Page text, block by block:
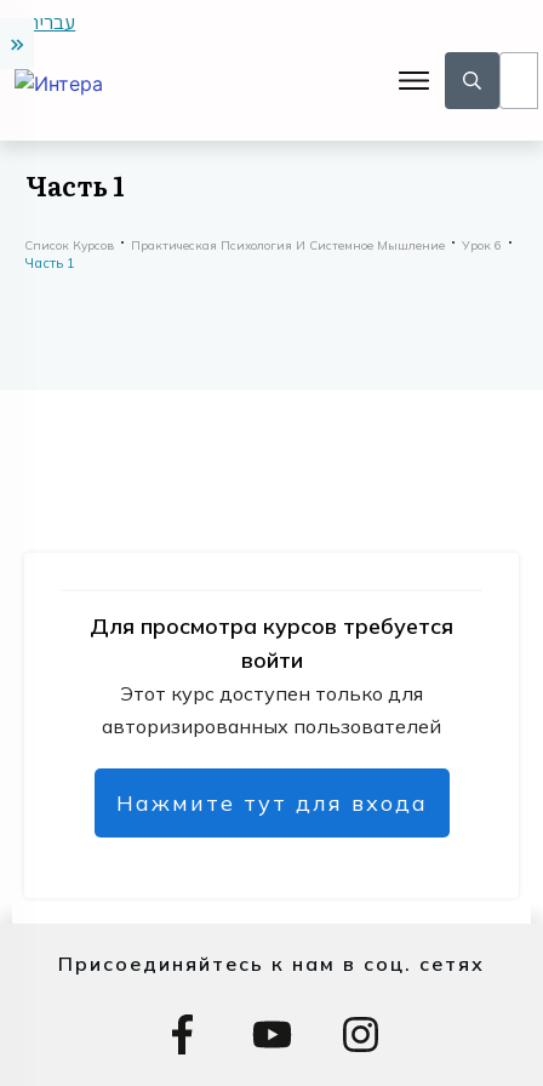
עברית
Часть 1
Список Курсов Практическая Психология И Системное Мышление Урок 6
Часть 1
Для просмотра курсов требуется
войти
Этот курс доступен только для
авторизированных пользователей
Нажмите тут для входа
Присоединяйтесь к нам в соц. сетях